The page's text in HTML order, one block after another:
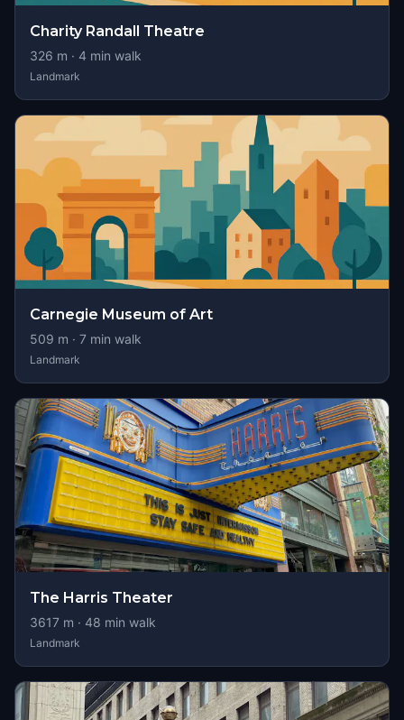
Charity Randall Theatre
326 m · 4 min walk
Landmark
Carnegie Museum of Art
509 m · 7 min walk
Landmark
The Harris Theater
3617 m · 48 min walk
Landmark